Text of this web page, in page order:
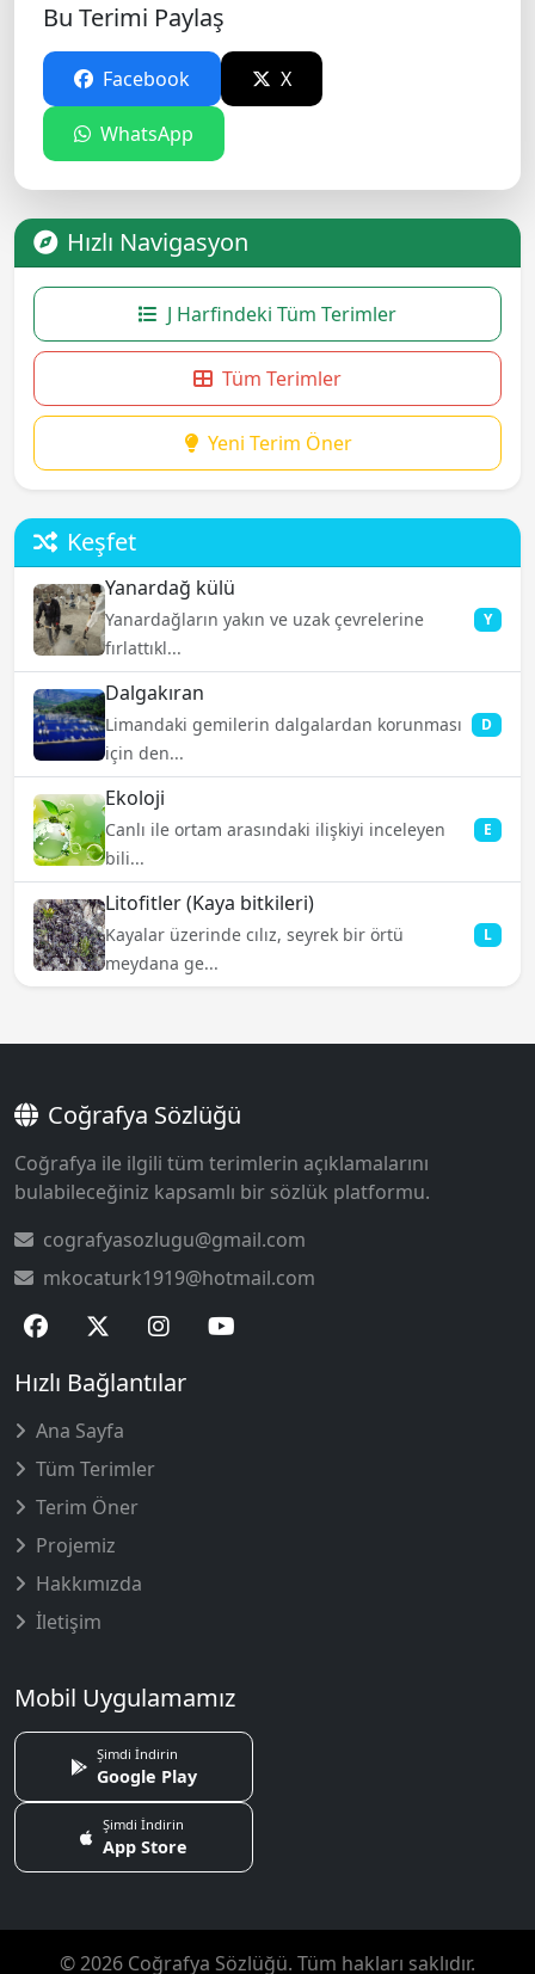
Bu Terimi Paylaş
Facebook X
WhatsApp
Hızlı Navigasyon
J Harfindeki Tüm Terimler
Tüm Terimler
Yeni Terim Öner
Keşfet
Yanardağ külü
Yanardağların yakın ve uzak çevrelerine
fırlattıkl...
Y
Dalgakıran
Limandaki gemilerin dalgalardan korunması
için den...
D
Ekoloji
Canlı ile ortam arasındaki ilişkiyi inceleyen
bili...
E
Litofitler (Kaya bitkileri)
Kayalar üzerinde cılız, seyrek bir örtü
meydana ge...
L
Coğrafya Sözlüğü
Coğrafya ile ilgili tüm terimlerin açıklamalarını
bulabileceğiniz kapsamlı bir sözlük platformu.
cografyasozlugu@gmail.com
mkocaturk1919@hotmail.com
Hızlı Bağlantılar
Ana Sayfa
Tüm Terimler
Terim Öner
Projemiz
Hakkımızda
İletişim
Mobil Uygulamamız
Şimdi İndirin
Google Play
Şimdi İndirin
App Store
© 2026 Coğrafya Sözlüğü. Tüm hakları saklıdır.